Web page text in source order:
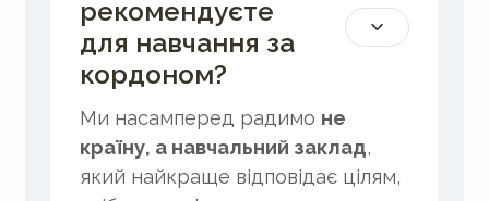
рекомендуєте
для навчання за
кордоном?
Ми насамперед радимо не
країну, а навчальний заклад,
який найкраще відповідає цілям,